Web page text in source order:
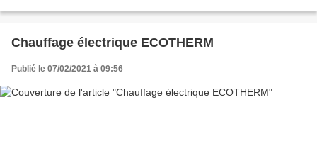
Chauffage électrique ECOTHERM
Publié le 07/02/2021 à 09:56